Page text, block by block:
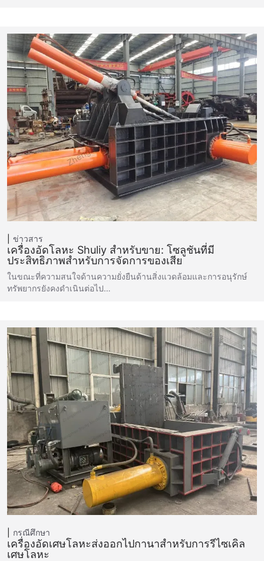
ข่าวสาร
เครื่องอัดโลหะ Shuliy สำหรับขาย: โซลูชันที่มี
ประสิทธิภาพสำหรับการจัดการของเสีย
ในขณะที่ความสนใจด้านความยั่งยืนด้านสิ่งแวดล้อมและการอนุรักษ์
ทรัพยากรยังคงดำเนินต่อไป…
กรณีศึกษา
เครื่องอัดเศษโลหะส่งออกไปกานาสำหรับการรีไซเคิล
เศษโลหะ